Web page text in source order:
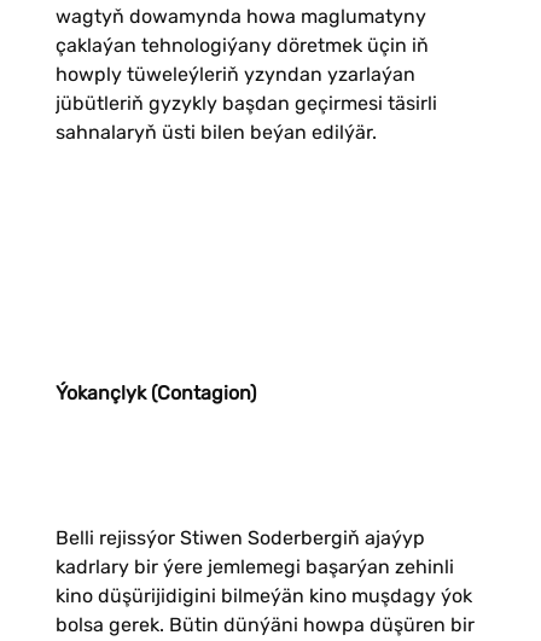
wagtyň dowamynda howa maglumatyny
çaklaýan tehnologiýany döretmek üçin iň
howply tüweleýleriň yzyndan yzarlaýan
jübütleriň gyzykly başdan geçirmesi täsirli
sahnalaryň üsti bilen beýan edilýär.
Ýokançlyk (Contagion)
Belli rejissýor Stiwen Soderbergiň ajaýyp
kadrlary bir ýere jemlemegi başarýan zehinli
kino düşürijidigini bilmeýän kino muşdagy ýok
bolsa gerek. Bütin dünýäni howpa düşüren bir